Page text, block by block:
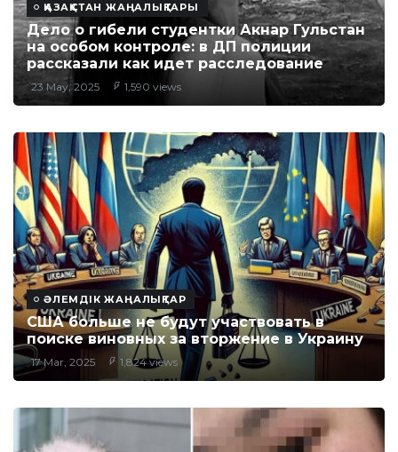
ҚАЗАҚСТАН ЖАҢАЛЫҚТАРЫ
Дело о гибели студентки Акнар Гульстан
на особом контроле: в ДП полиции
рассказали как идет расследование
23 May, 2025 1,590 views
ӘЛЕМДІК ЖАҢАЛЫҚТАР
США больше не будут участвовать в
поиске виновных за вторжение в Украину
17 Mar, 2025 1,824 views